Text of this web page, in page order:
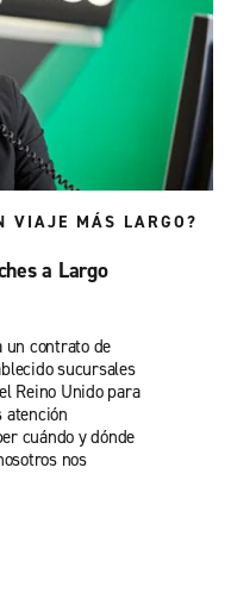
VIAJE MÁS LARGO?
a Largo
un contrato de
sucursales
Reino Unido para
atención
cuándo y dónde
nos